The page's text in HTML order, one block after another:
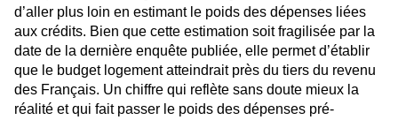
d’aller plus loin en estimant le poids des dépenses liées
aux crédits. Bien que cette estimation soit fragilisée par la
date de la dernière enquête publiée, elle permet d’établir
que le budget logement atteindrait près du tiers du revenu
des Français. Un chiffre qui reflète sans doute mieux la
réalité et qui fait passer le poids des dépenses pré-